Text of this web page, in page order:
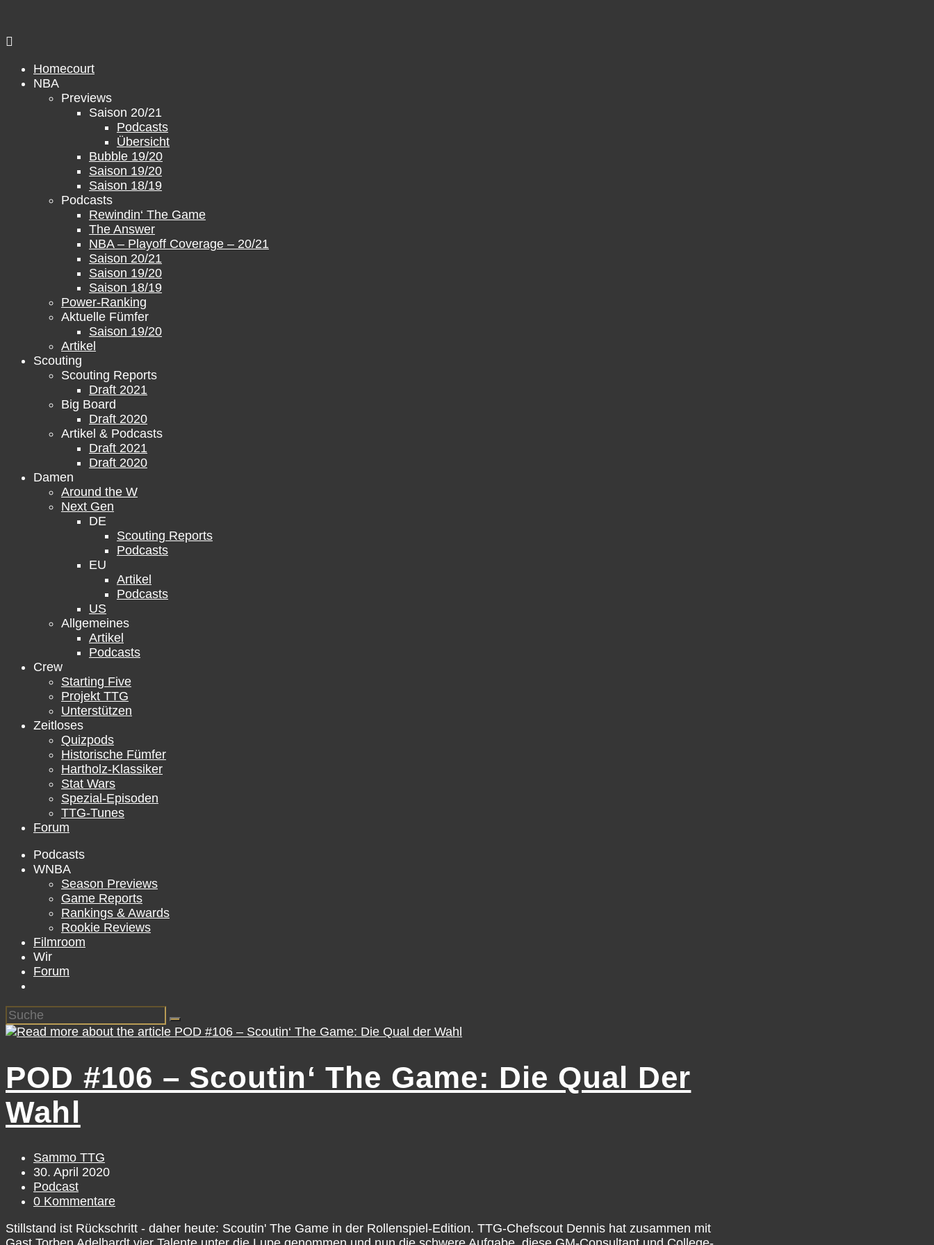
springen
Homecourt
NBA
Previews
Saison 20/21
Podcasts
Übersicht
Bubble 19/20
Saison 19/20
Saison 18/19
Podcasts
Rewindin‘ The Game
The Answer
NBA – Playoff Coverage – 20/21
Saison 20/21
Saison 19/20
Saison 18/19
Power-Ranking
Aktuelle Fümfer
Saison 19/20
Artikel
Scouting
Scouting Reports
Draft 2021
Big Board
Draft 2020
Artikel & Podcasts
Draft 2021
Draft 2020
Damen
Around the W
Next Gen
DE
Scouting Reports
Podcasts
EU
Artikel
Podcasts
US
Allgemeines
Artikel
Podcasts
Crew
Starting Five
Projekt TTG
Unterstützen
Zeitloses
Quizpods
Historische Fümfer
Hartholz-Klassiker
Stat Wars
Spezial-Episoden
TTG-Tunes
Forum
Podcasts
WNBA
Season Previews
Game Reports
Rankings & Awards
Rookie Reviews
Filmroom
Wir
Forum
POD #106 – Scoutin‘ The Game: Die Qual Der
Wahl
Beitrags-
Autor:
Sammo TTG
Beitrag
veröffentlicht:
30. April 2020
Beitrags-
Kategorie:
Podcast
Beitrags-
0 Kommentare
Stillstand ist Rückschritt - daher heute: Scoutin' The Game in der Rollenspiel-Edition. TTG-Chefscout Dennis hat zusammen mit